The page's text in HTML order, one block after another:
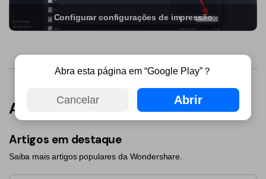
Conversar com Documento
Todos os recursos do PDF
Vídeos Tutoriais
Contatar Suporte
Especificações Técnicas
Central de Downloads
Atualizar para o PDFelement 12
Configurar configurações de impressão
Artigos relacionados
Artigos em destaque
Saiba mais artigos populares da Wondershare.
Abra esta página em “Google Play”？
Cancelar Abrir